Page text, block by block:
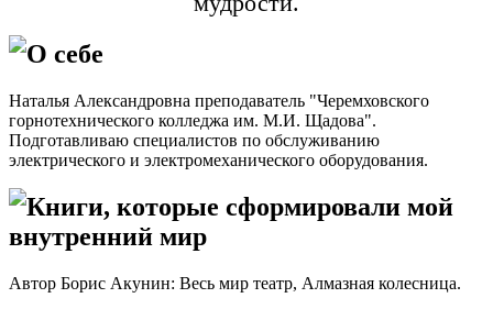
О себе
Наталья Александровна преподаватель "Черемховского
горнотехнического колледжа им. М.И. Щадова".
Подготавливаю специалистов по обслуживанию
электрического и электромеханического оборудования.
Книги, которые сформировали мой
внутренний мир
Автор Борис Акунин: Весь мир театр, Алмазная колесница.